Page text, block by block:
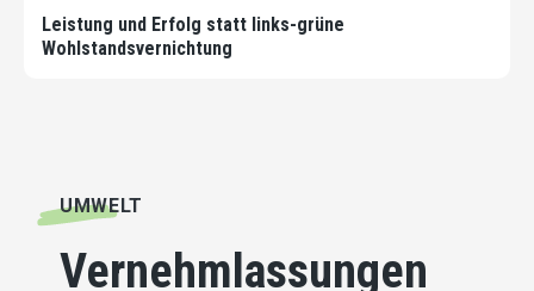
Leistung und Erfolg statt links-grüne
Wohlstandsvernichtung
UMWELT
Vernehmlassungen